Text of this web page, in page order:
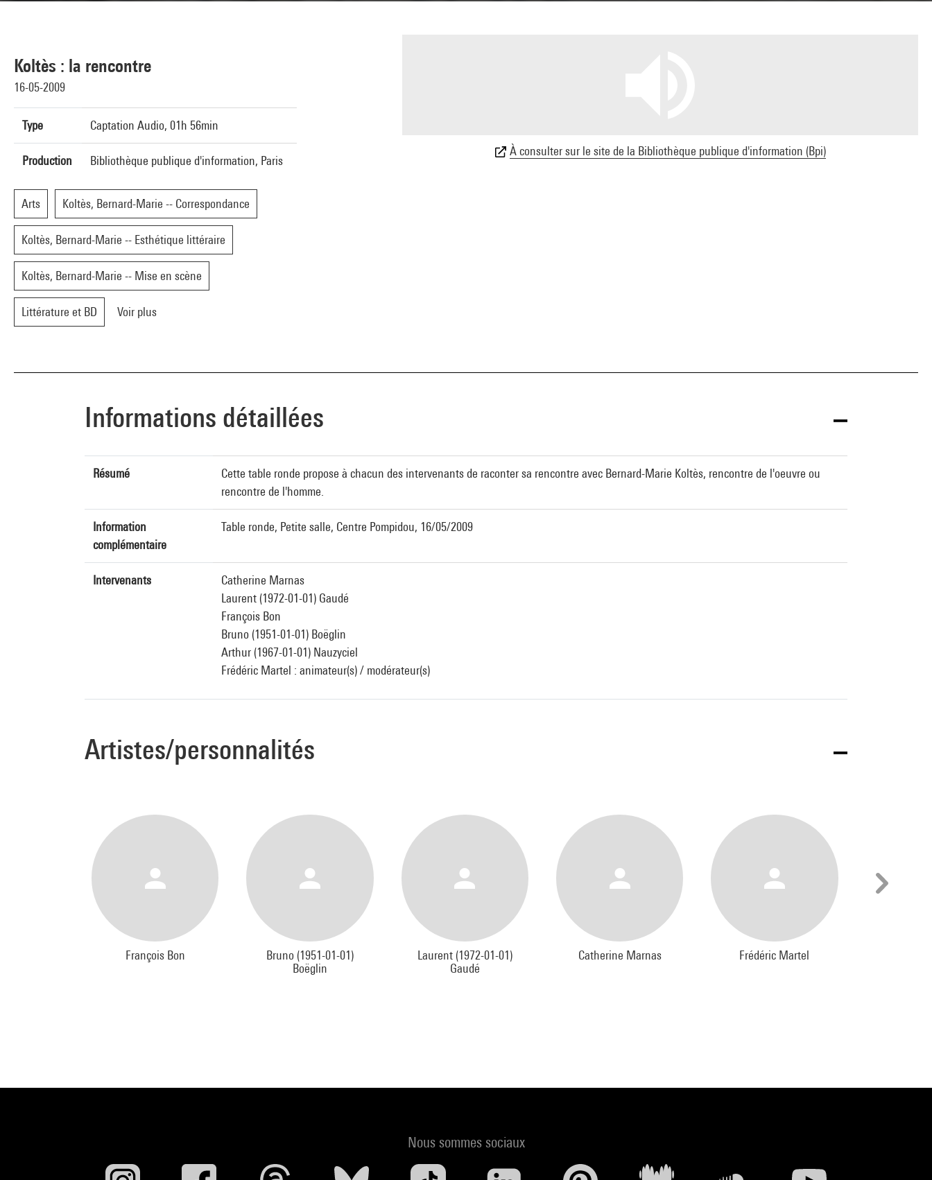
Koltès : la rencontre
16-05-2009
Type Captation Audio, 01h 56min
Production Bibliothèque publique d'information, Paris
Arts Koltès, Bernard-Marie -- Correspondance
Koltès, Bernard-Marie -- Esthétique littéraire
Koltès, Bernard-Marie -- Mise en scène
Littérature et BD Voir plus
À consulter sur le site de la Bibliothèque publique d'information (Bpi)
Informations détaillées
Résumé
Cette table ronde propose à chacun des intervenants de raconter sa rencontre avec Bernard-Marie Koltès, rencontre de l'oeuvre ou
rencontre de l'homme.
Information
complémentaire
Table ronde, Petite salle, Centre Pompidou, 16/05/2009
Intervenants
Catherine Marnas
Laurent (1972-01-01) Gaudé
François Bon
Bruno (1951-01-01) Boëglin
Arthur (1967-01-01) Nauzyciel
Frédéric Martel : animateur(s) / modérateur(s)
Artistes/personnalités
François Bon
Bruno (1951-01-01)
Boëglin
Laurent (1972-01-01)
Gaudé
Catherine Marnas Frédéric Martel
Nous sommes sociaux